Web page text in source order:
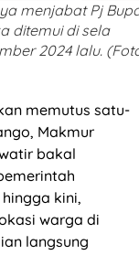
menjabat Pj
ditemui di sela
2024 lalu.
memutus satu-
Makmur
bakal
kini,
warga di
langsung